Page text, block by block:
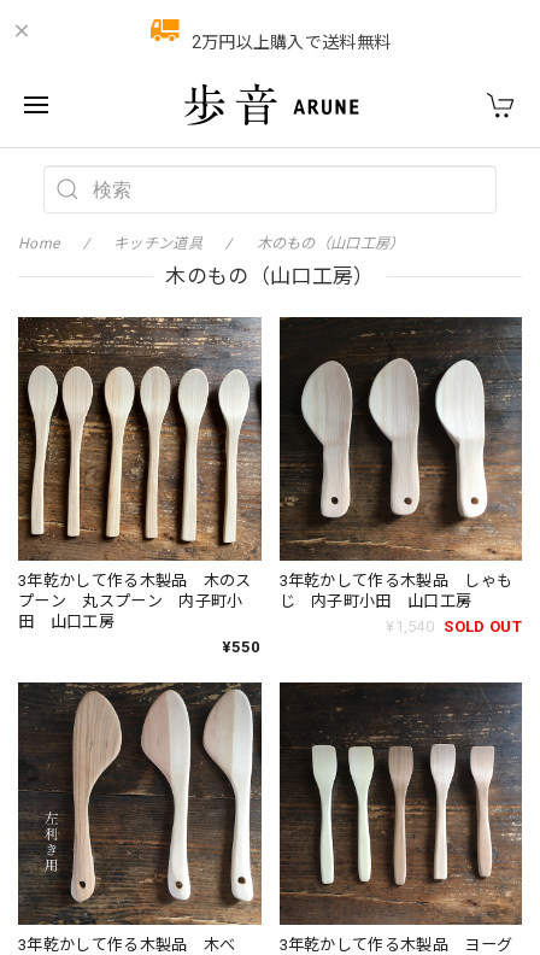
2万円以上購入で送料無料
Home キッチン道具 木のもの（山口工房）
木のもの（山口工房）
3年乾かして作る木製品 木のス
プーン 丸スプーン 内子町小
田 山口工房
¥550
3年乾かして作る木製品 しゃも
じ 内子町小田 山口工房
¥1,540 SOLD OUT
3年乾かして作る木製品 木べ
3年乾かして作る木製品 ヨーグ